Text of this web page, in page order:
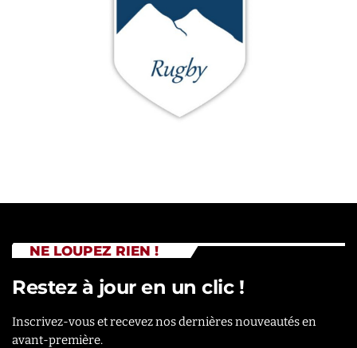
NE LOUPEZ RIEN !
Restez à jour en un clic !
Inscrivez-vous et recevez nos dernières nouveautés en
avant-première.